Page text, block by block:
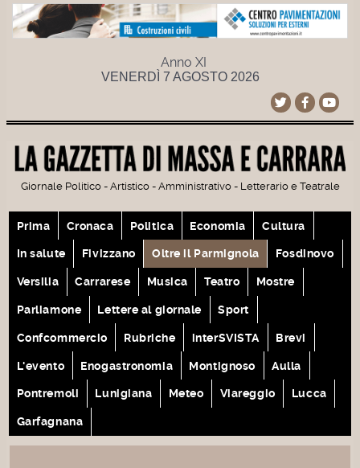
Anno XI
VENERDÌ 7 AGOSTO 2026
Giornale Politico - Artistico - Amministrativo - Letterario e Teatrale
Prima Cronaca Politica Economia Cultura
In salute Fivizzano Oltre il Parmignola Fosdinovo
Versilia Carrarese Musica Teatro Mostre
Parliamone Lettere al giornale Sport
Confcommercio Rubriche interSVISTA Brevi
L'evento Enogastronomia Montignoso Aulla
Pontremoli Lunigiana Meteo Viareggio Lucca
Garfagnana